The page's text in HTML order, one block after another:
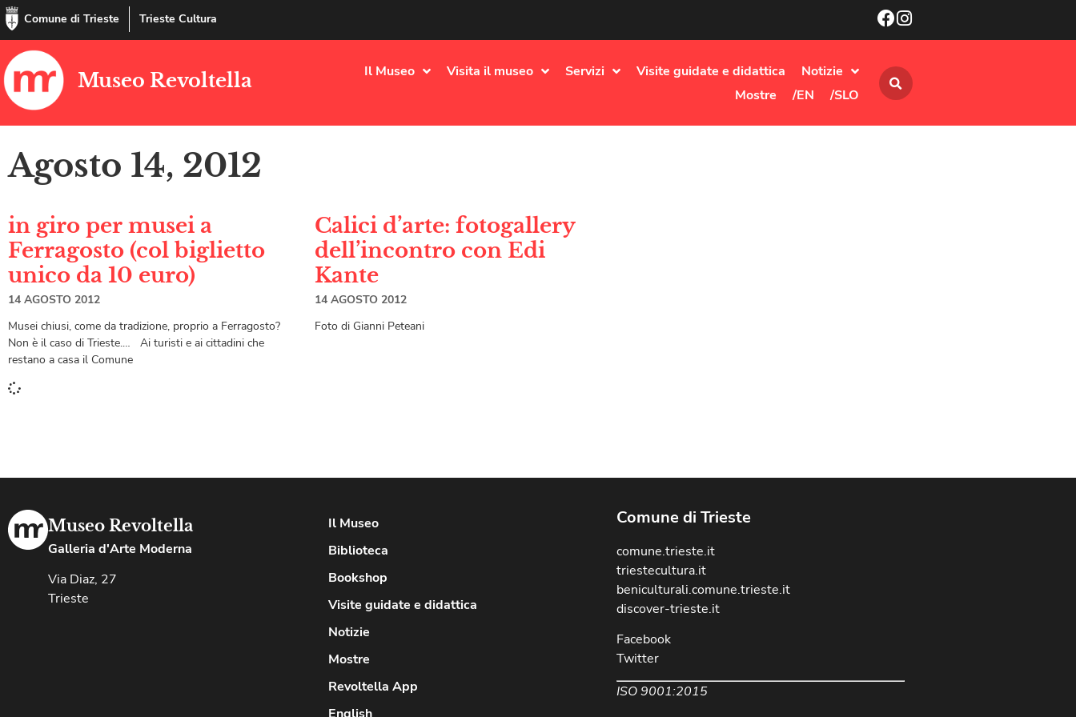
Comune di Trieste Trieste Cultura
Museo Revoltella Il Museo Visita il museo Servizi Visite guidate e didattica
Notizie
Mostre
/EN /SLO
Agosto 14, 2012
in giro per musei a
Ferragosto (col biglietto
unico da 10 euro)
14 AGOSTO 2012
Musei chiusi, come da tradizione, proprio a Ferragosto?
Non è il caso di Trieste.… Ai turisti e ai cittadini che
restano a casa il Comune
Calici d’arte: fotogallery
dell’incontro con Edi
Kante
14 AGOSTO 2012
Foto di Gianni Peteani
Museo Revoltella
Galleria d'Arte Moderna
Via Diaz, 27
Trieste
Il Museo
Biblioteca
Bookshop
Visite guidate e didattica
Notizie
Mostre
Revoltella App
Comune di Trieste
comune.trieste.it
triestecultura.it
beniculturali.comune.trieste.it
discover-trieste.it
Facebook
Twitter
ISO 9001:2015